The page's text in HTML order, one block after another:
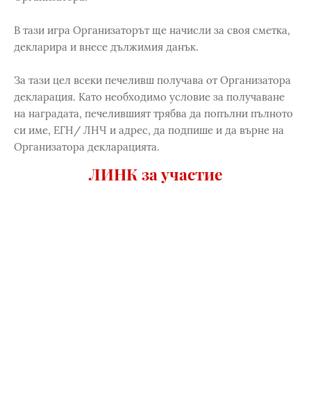
В тази игра Организаторът ще начисли за своя сметка,
декларира и внесе дължимия данък.
За тази цел всеки печеливш получава от Организатора
декларация. Като необходимо условие за получаване
на наградата, печелившият трябва да попълни пълното
си име, ЕГН/ ЛНЧ и адрес, да подпише и да върне на
Организатора декларацията.
ЛИНК за участие